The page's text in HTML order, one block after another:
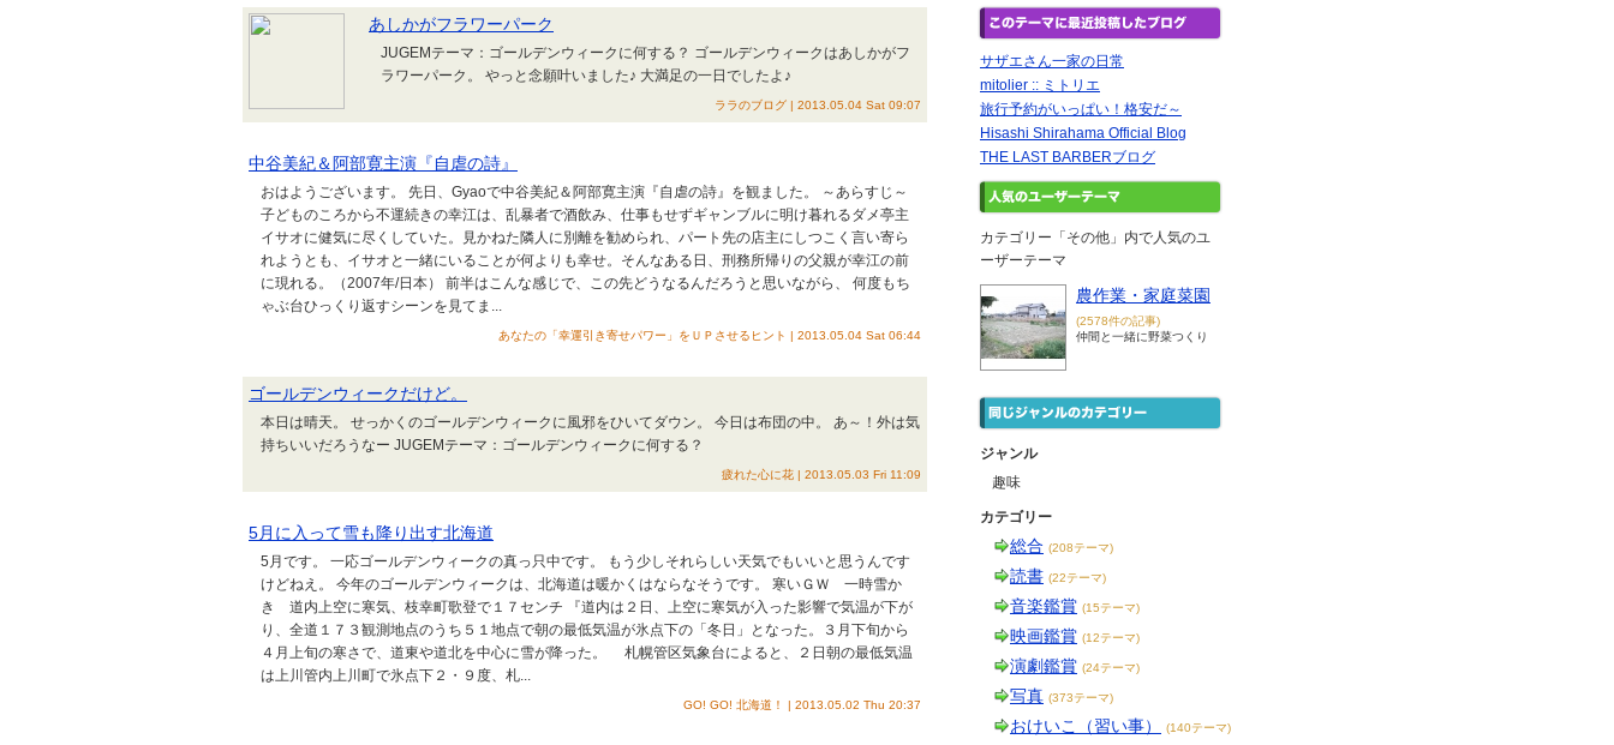
あしかがフラワーパーク
JUGEMテーマ：ゴールデンウィークに何する？ ゴールデンウィークはあしかがフ
ラワーパーク。 やっと念願叶いました♪ 大満足の一日でしたよ♪
ララのブログ | 2013.05.04 Sat 09:07
中谷美紀＆阿部寛主演『自虐の詩』
おはようございます。 先日、Gyaoで中谷美紀＆阿部寛主演『自虐の詩』を観ました。 ～あらすじ～
子どものころから不運続きの幸江は、乱暴者で酒飲み、仕事もせずギャンブルに明け暮れるダメ亭主
イサオに健気に尽くしていた。見かねた隣人に別離を勧められ、パート先の店主にしつこく言い寄ら
れようとも、イサオと一緒にいることが何よりも幸せ。そんなある日、刑務所帰りの父親が幸江の前
に現れる。（2007年/日本） 前半はこんな感じで、この先どうなるんだろうと思いながら、 何度もち
ゃぶ台ひっくり返すシーンを見てま...
あなたの「幸運引き寄せパワー」をＵＰさせるヒント | 2013.05.04 Sat 06:44
ゴールデンウィークだけど。
本日は晴天。 せっかくのゴールデンウィークに風邪をひいてダウン。 今日は布団の中。 あ～！外は気
持ちいいだろうなー JUGEMテーマ：ゴールデンウィークに何する？
疲れた心に花 | 2013.05.03 Fri 11:09
5月に入って雪も降り出す北海道
5月です。 一応ゴールデンウィークの真っ只中です。 もう少しそれらしい天気でもいいと思うんです
けどねえ。 今年のゴールデンウィークは、北海道は暖かくはならなそうです。 寒いＧＷ 一時雪か
き 道内上空に寒気、枝幸町歌登で１７センチ 『道内は２日、上空に寒気が入った影響で気温が下が
り、全道１７３観測地点のうち５１地点で朝の最低気温が氷点下の「冬日」となった。３月下旬から
４月上旬の寒さで、道東や道北を中心に雪が降った。 札幌管区気象台によると、２日朝の最低気温
は上川管内上川町で氷点下２・９度、札...
GO! GO! 北海道！ | 2013.05.02 Thu 20:37
サザエさん一家の日常
mitolier :: ミトリエ
旅行予約がいっぱい！格安だ～
Hisashi Shirahama Official Blog
THE LAST BARBERブログ
カテゴリー「その他」内で人気のユ
ーザーテーマ
農作業・家庭菜園
(2578件の記事)
仲間と一緒に野菜つくり
ジャンル
趣味
カテゴリー
総合 (208テーマ)
読書 (22テーマ)
音楽鑑賞 (15テーマ)
映画鑑賞 (12テーマ)
演劇鑑賞 (24テーマ)
写真 (373テーマ)
おけいこ（習い事） (140テーマ)